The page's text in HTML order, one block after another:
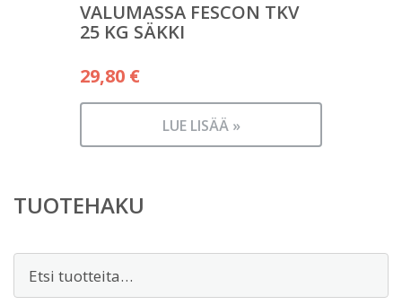
VALUMASSA FESCON TKV
25 KG SÄKKI
29,80 €
LUE LISÄÄ »
TUOTEHAKU